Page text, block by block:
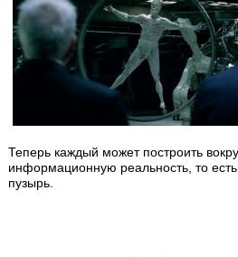
Теперь каждый может построить
информационную реальность, то
пузырь.